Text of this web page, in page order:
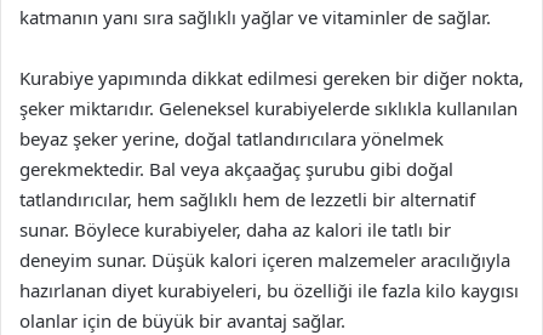
katmanın yanı sıra sağlıklı yağlar ve vitaminler de sağlar.
Kurabiye yapımında dikkat edilmesi gereken bir diğer nokta,
şeker miktarıdır. Geleneksel kurabiyelerde sıklıkla kullanılan
beyaz şeker yerine, doğal tatlandırıcılara yönelmek
gerekmektedir. Bal veya akçaağaç şurubu gibi doğal
tatlandırıcılar, hem sağlıklı hem de lezzetli bir alternatif
sunar. Böylece kurabiyeler, daha az kalori ile tatlı bir
deneyim sunar. Düşük kalori içeren malzemeler aracılığıyla
hazırlanan diyet kurabiyeleri, bu özelliği ile fazla kilo kaygısı
olanlar için de büyük bir avantaj sağlar.